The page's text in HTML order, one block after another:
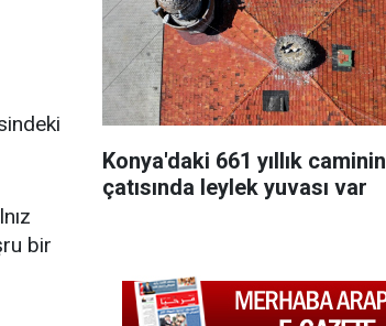
bir
Konya'daki 661 yıllık caminin
çatısında leylek yuvası var